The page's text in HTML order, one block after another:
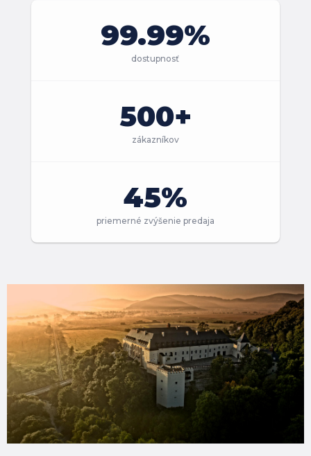
99.99%
dostupnosť
500+
zákazníkov
45%
priemerné zvýšenie predaja